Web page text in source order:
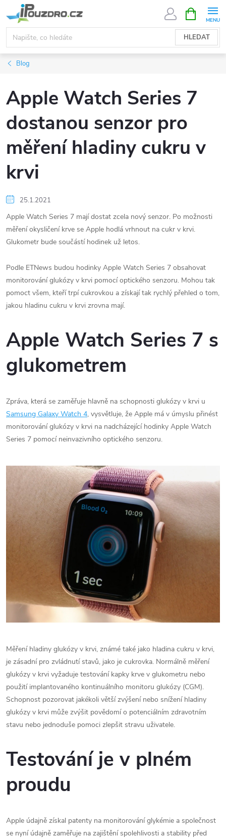
na
obsah
HLEDAT
NÁKUPNÍ
KOŠÍK
Blog
Apple Watch Series 7
dostanou senzor pro
měření hladiny cukru v
krvi
25.1.2021
Apple Watch Series 7 mají dostat zcela nový senzor. Po možnosti
měření okysličení krve se Apple hodlá vrhnout na cukr v krvi.
Glukometr bude součástí hodinek už letos.
Podle ETNews budou hodinky Apple Watch Series 7 obsahovat
monitorování glukózy v krvi pomocí optického senzoru. Mohou tak
pomoct všem, kteří trpí cukrovkou a získají tak rychlý přehled o tom,
jakou hladinu cukru v krvi zrovna mají.
Apple Watch Series 7 s
glukometrem
Zpráva, která se zaměřuje hlavně na schopnosti glukózy v krvi u
Samsung Galaxy Watch 4, vysvětluje, že Apple má v úmyslu přinést
monitorování glukózy v krvi na nadcházející hodinky Apple Watch
Series 7 pomocí neinvazivního optického senzoru.
Měření hladiny glukózy v krvi, známé také jako hladina cukru v krvi,
je zásadní pro zvládnutí stavů, jako je cukrovka. Normálně měření
glukózy v krvi vyžaduje testování kapky krve v glukometru nebo
použití implantovaného kontinuálního monitoru glukózy (CGM).
Schopnost pozorovat jakékoli větší zvýšení nebo snížení hladiny
glukózy v krvi může zvýšit povědomí o potenciálním zdravotním
stavu nebo jednoduše pomoci zlepšit stravu uživatele.
Testování je v plném
proudu
Apple údajně získal patenty na monitorování glykémie a společnost
se nyní údajně zaměřuje na zajištění spolehlivosti a stability před